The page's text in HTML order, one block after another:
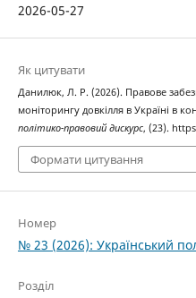
2026-05-27
Як цитувати
Данилюк, Л. Р. (2026). Правове
моніторингу довкілля в Україні в
політико-правовий дискурс, (23).
Формати цитування
Номер
№ 23 (2026): Український
Розділ